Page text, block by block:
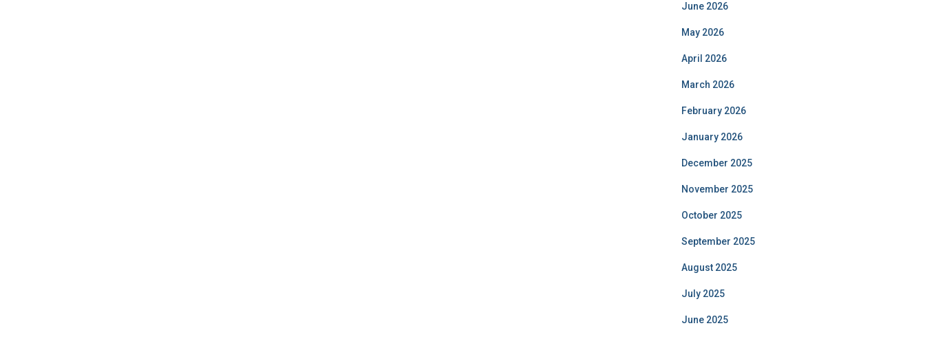
June 2026
May 2026
April 2026
March 2026
February 2026
January 2026
December 2025
November 2025
October 2025
September 2025
August 2025
July 2025
June 2025